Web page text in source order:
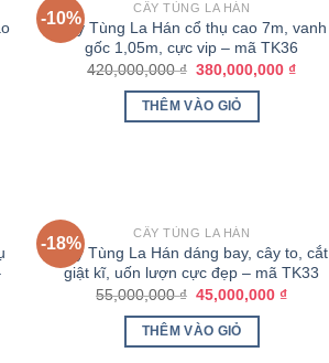
-10%
CÂY TÙNG LA HÁN
Cây Tùng La Hán cổ thụ cao 7m, vanh
gốc 1,05m, cực vip – mã TK36
420,000,000₫ 380,000,000 ₫
THÊM VÀO GIỎ
-18%
CÂY TÙNG LA HÁN
Cây Tùng La Hán dáng bay, cây to, cắt
giật kĩ, uốn lượn cực đẹp – mã TK33
55,000,000₫ 45,000,000 ₫
THÊM VÀO GIỎ